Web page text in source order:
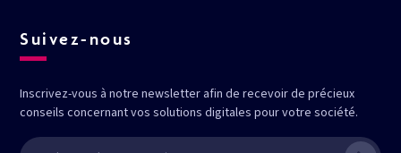
Suivez-nous
Inscrivez-vous à notre newsletter afin de recevoir de précieux
conseils concernant vos solutions digitales pour votre société.